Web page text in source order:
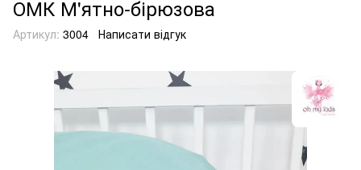
ОМК М'ятно-бірюзова
Артикул: 3004 Написати відгук